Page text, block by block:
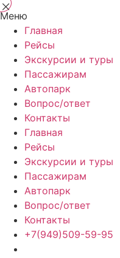
Меню
Главная
Рейсы
Экскурсии и туры
Пассажирам
Автопарк
Вопрос/ответ
Контакты
Главная
Рейсы
Экскурсии и туры
Пассажирам
Автопарк
Вопрос/ответ
Контакты
+7(949)509-59-95